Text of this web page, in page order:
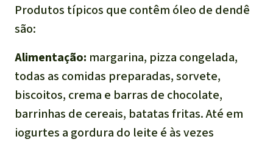
Produtos típicos que contêm óleo de dendê
são:
Alimentação: margarina, pizza congelada,
todas as comidas preparadas, sorvete,
biscoitos, crema e barras de chocolate,
barrinhas de cereais, batatas fritas. Até em
iogurtes a gordura do leite é às vezes